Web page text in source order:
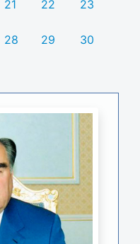
21 22 23
28 29 30